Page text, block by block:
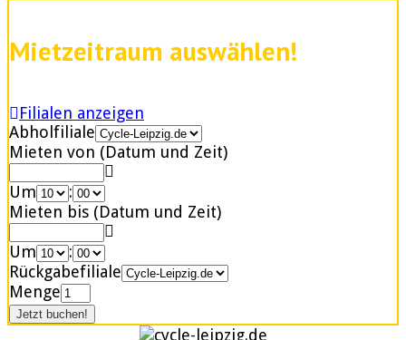
Mietzeitraum auswählen!
Filialen anzeigen
Abholfiliale
Mieten von (Datum und Zeit)
Um
:
Mieten bis (Datum und Zeit)
Um
:
Rückgabefiliale
Menge